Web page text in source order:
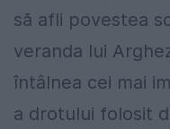
să afli povestea
veranda lui
întâlnea cei mai
a drotului folosit